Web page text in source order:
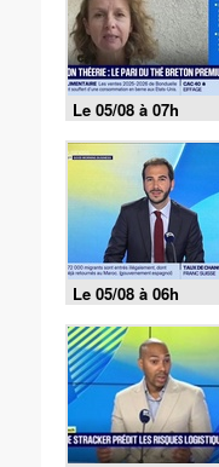
Le 05/08 à 07h
Le 05/08 à 06h